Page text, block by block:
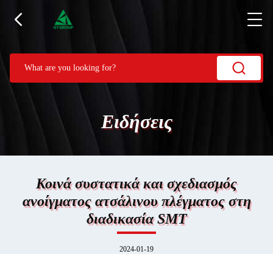
Ειδήσεις
Κοινά συστατικά και σχεδιασμός
ανοίγματος ατσάλινου πλέγματος στη
διαδικασία SMT
2024-01-19